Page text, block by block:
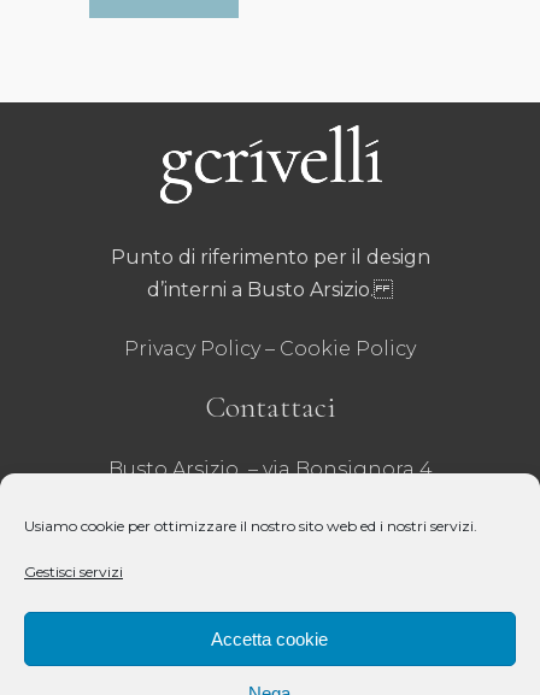
Usiamo cookie per ottimizzare il nostro sito web ed i nostri servizi.
Gestisci servizi
Accetta cookie
Punto di riferimento per il design
d’interni a Busto Arsizio.
Privacy Policy– Cookie Policy
Contattaci
Busto Arsizio – via Bonsignora 4
REA VA – 31271 – Cap Sociale 51.000€